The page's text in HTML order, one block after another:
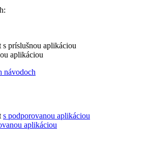
s príslušnou aplikáciou
aplikáciou
návodoch
s podporovanou aplikáciou
aplikáciou